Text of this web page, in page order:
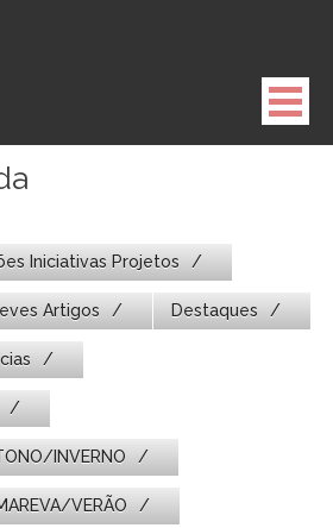
Iniciativas Projetos
Artigos Destaques
INVERNO
VERÃO